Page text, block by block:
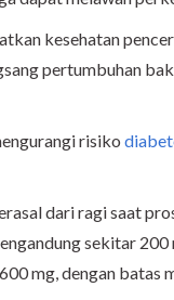
kesehatan
pertumbuhan
risiko
dari ragi saat
sekitar 200
mg, dengan batas